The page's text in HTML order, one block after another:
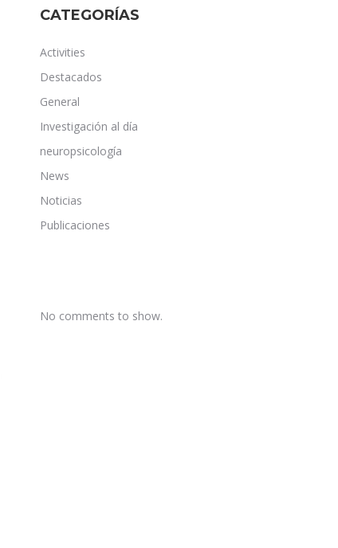
CATEGORÍAS
Activities
Destacados
General
Investigación al día
neuropsicología
News
Noticias
Publicaciones
No comments to show.